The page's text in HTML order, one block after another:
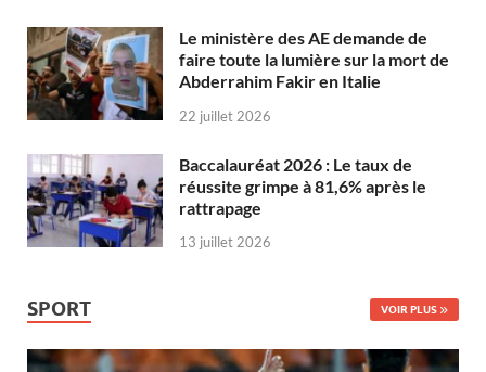
Le ministère des AE demande de
faire toute la lumière sur la mort de
Abderrahim Fakir en Italie
22 juillet 2026
Baccalauréat 2026 : Le taux de
réussite grimpe à 81,6% après le
rattrapage
13 juillet 2026
SPORT VOIR PLUS